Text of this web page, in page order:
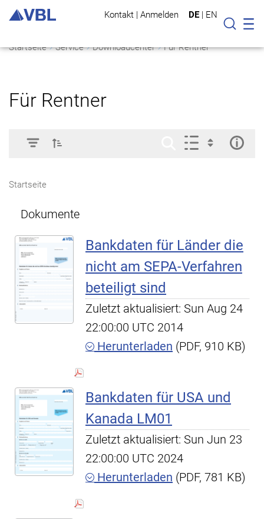
Kontakt | Anmelden DE | EN
Suche
Startseite Service Downloadcenter Für Rentner
Für Rentner
Startseite
Dokumente
Bankdaten für Länder die
nicht am SEPA-Verfahren
beteiligt sind
Zuletzt aktualisiert: Sun Aug 24
22:00:00 UTC 2014
Herunterladen (PDF, 910 KB)
Bankdaten für USA und
Kanada LM01
Zuletzt aktualisiert: Sun Jun 23
22:00:00 UTC 2024
Herunterladen (PDF, 781 KB)